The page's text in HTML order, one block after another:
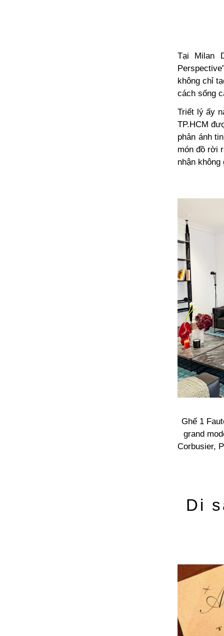
Tại Milan
không chỉ
cách sống
Triết lý ấy
TP.HCM
phản ánh
món đồ rời
nhận không
Ghế 1
grand
Corbusier,
Di